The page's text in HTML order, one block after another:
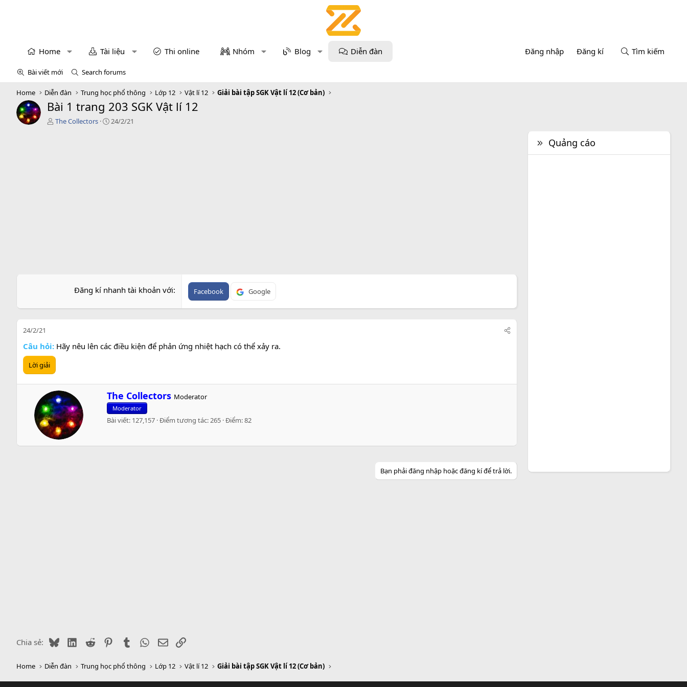
Home Tài liệu Thi online Nhóm Blog Diễn đàn Đăng nhập Đăng kí Tìm kiếm
Bài viết mới Search forums
Home Diễn đàn Trung học phổ thông Lớp 12 Vật lí 12 Giải bài tập SGK Vật lí 12 (Cơ bản)
Bài 1 trang 203 SGK Vật lí 12
T
The Collectors
C
24/2/21
Đăng kí nhanh tài khoản với Facebook Google
24/2/21
Câu hỏi: Hãy nêu lên các điều kiện để phản ứng nhiệt hạch có thể xảy ra.
Lời giải
W
r
i
t
n
The Collectors Moderator
Moderator
Bài viết 127,157 Điểm tương tác 265 Điểm 82
Bạn phải đăng nhập hoặc đăng kí để trả lời.
Chia sẻ: BlueskyLinkedIn
Reddit PinterestTumblr WhatsApp
EmailLink
Quảng cáo
Home Diễn đàn Trung học phổ thông Lớp 12 Vật lí 12 Giải bài tập SGK Vật lí 12 (Cơ bản)